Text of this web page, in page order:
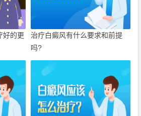
好的更
治疗白癜风有什么要求和前提
吗?